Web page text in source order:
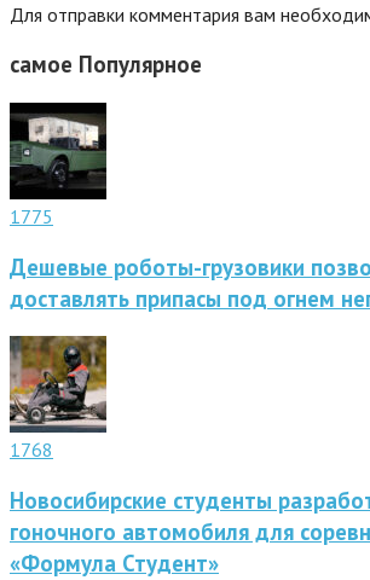
Для отправки комментария вам
самое Популярное
1775
Дешевые роботы-грузовики
доставлять припасы под огнем
1768
Новосибирские студенты
гоночного автомобиля для
«Формула Студент»